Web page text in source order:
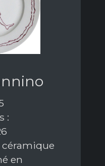
:
céramique
en